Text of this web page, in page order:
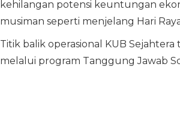
kehilangan potensi keuntungan
musiman seperti menjelang Hari
Titik balik operasional KUB Sejahtera
melalui program Tanggung Jawab